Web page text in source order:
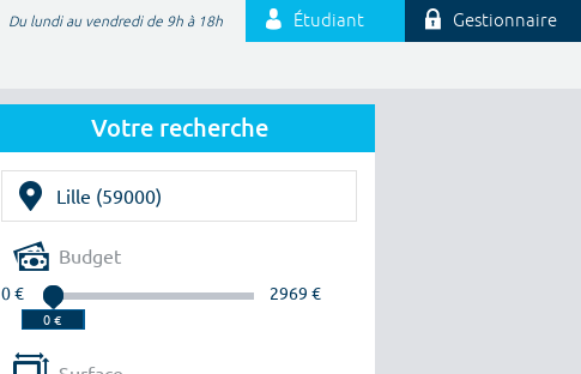
Du lundi au vendredi de 9h à 18h Étudiant Gestionnaire
Votre recherche
Budget
0 € 2969 €